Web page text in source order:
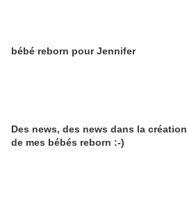
bébé reborn pour Jennifer
Des news, des news dans la création
de mes bébés reborn :-)